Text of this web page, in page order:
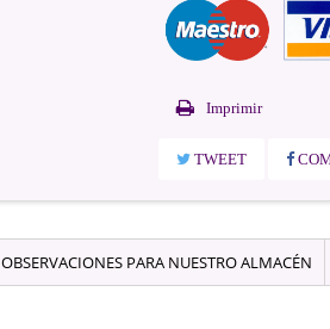
Imprimir
TWEET
OBSERVACIONES PARA NUESTRO ALMACÉN